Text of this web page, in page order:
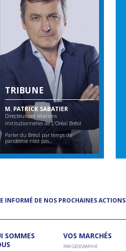
TRIBUNE
M. PATRICK SABATIER
Directeur des relations
institutionnelles de L’Oréal Brésil
Parler du Brésil par temps de
pandémie n’est pas...
INFORMÉ DE NOS PROCHAINES ACTIONS
SOMMES
VOS MARCHÉS
PAR GÉOGRAPHIE